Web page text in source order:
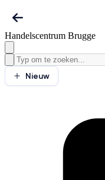
Handelscentrum Brugge
Nieuw